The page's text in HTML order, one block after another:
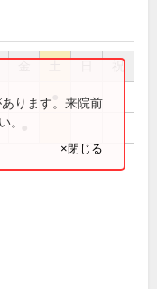
祝
ります。来院前
。
×閉じる